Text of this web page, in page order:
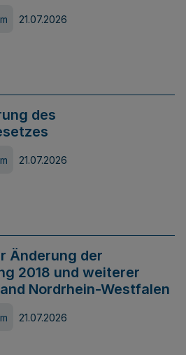
21.07.2026
des
21.07.2026
Änderung der
2018 und weiterer
Nordrhein-Westfalen
21.07.2026